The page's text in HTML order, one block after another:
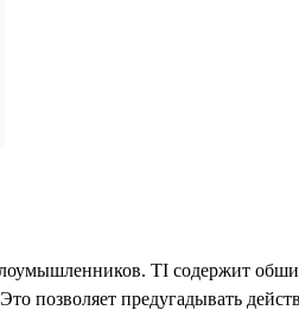
TI содержит
позволяет предугадывать